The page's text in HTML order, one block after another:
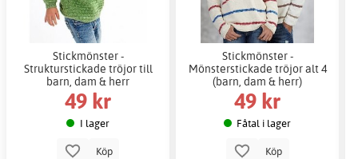
Stickmönster -
Strukturstickade tröjor till
barn, dam & herr
49 kr
I lager
Köp
Stickmönster -
Mönsterstickade tröjor alt 4
(barn, dam & herr)
49 kr
Fåtal i lager
Köp